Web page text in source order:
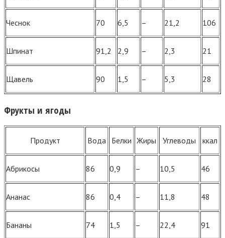
Чеснок 70 6,5 – 21,2 106
Шпинат 91,2 2,9 – 2,3 21
Щавель 90 1,5 – 5,3 28
Фрукты и ягоды
Продукт Вода Белки Жиры Углеводы ккал
Абрикосы 86 0,9 – 10,5 46
Ананас 86 0,4 – 11,8 48
Бананы 74 1,5 – 22,4 91